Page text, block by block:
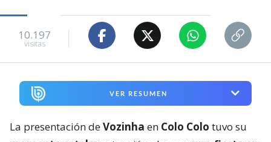
10.197
visitas
VER RESUMEN
La presentación deVozinha en Colo Colo tuvo su